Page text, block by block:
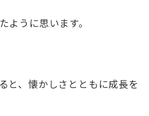
うに思います。
と、懐かしさとともに成長を